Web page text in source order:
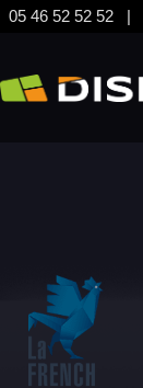
05 46 52 52 52 |